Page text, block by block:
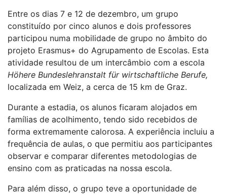
Entre os dias 7 e 12 de dezembro, um grupo
constituído por cinco alunos e dois professores
participou numa mobilidade de grupo no âmbito do
projeto Erasmus+ do Agrupamento de Escolas. Esta
atividade resultou de um intercâmbio com a escola
Höhere Bundeslehranstalt für wirtschaftliche Berufe,
localizada em Weiz, a cerca de 15 km de Graz.
Durante a estadia, os alunos ficaram alojados em
famílias de acolhimento, tendo sido recebidos de
forma extremamente calorosa. A experiência incluiu a
frequência de aulas, o que permitiu aos participantes
observar e comparar diferentes metodologias de
ensino com as praticadas na nossa escola.
Para além disso, o grupo teve a oportunidade de